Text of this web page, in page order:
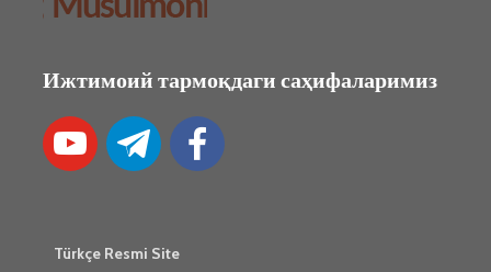
Ижтимоий тармоқдаги саҳифаларимиз
Türkçe Resmi Site